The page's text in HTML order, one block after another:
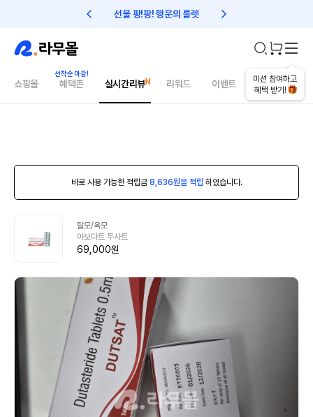
선물 팡!팡! 행운의 룰렛 친구초대 1만원 리워드!
미션 참여하고
혜택 받기!
쇼핑몰 혜택존 실시간리뷰 리워드 이벤트 건강매거진
바로 사용 가능한 적립금 8,636원을 적립 하였습니다.
탈모/육모
아보다트 두사트
69,000원